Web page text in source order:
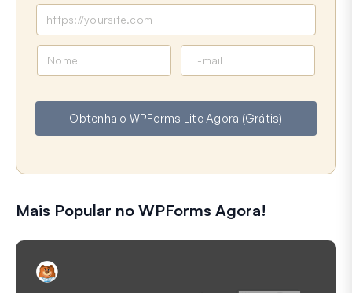
e
a
l
Obtenha o WPForms Lite Agora (Grátis)
Mais Popular no WPForms Agora!